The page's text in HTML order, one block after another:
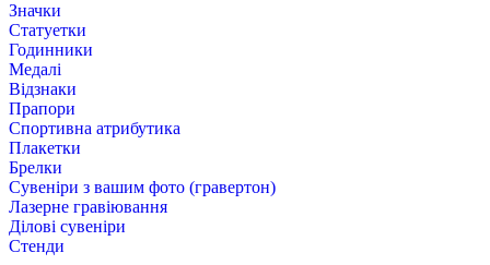
Значки
Статуетки
Годинники
Медалі
Відзнаки
Прапори
Спортивна атрибутика
Плакетки
Брелки
Cувеніри з вашим фото (гравертон)
Лазерне гравіювання
Ділові сувеніри
Стенди